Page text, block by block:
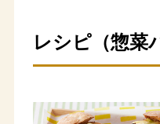
レシピ（惣菜